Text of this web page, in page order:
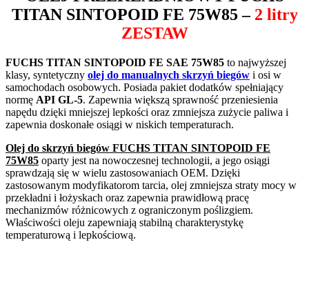
TITAN SINTOPOID FE 75W85– 2 litry
ZESTAW
FUCHS TITAN SINTOPOID FE SAE 75W85 to najwyższej
klasy, syntetyczny olej do manualnych skrzyń biegów i osi w
samochodach osobowych. Posiada pakiet dodatków spełniający
normę API GL-5. Zapewnia większą sprawność przeniesienia
napędu dzięki mniejszej lepkości oraz zmniejsza zużycie paliwa i
zapewnia doskonałe osiągi w niskich temperaturach.
Olej do skrzyń biegów FUCHS TITAN SINTOPOID FE
75W85 oparty jest na nowoczesnej technologii, a jego osiągi
sprawdzają się w wielu zastosowaniach OEM. Dzięki
zastosowanym modyfikatorom tarcia, olej zmniejsza straty mocy w
przekładni i łożyskach oraz zapewnia prawidłową pracę
mechanizmów różnicowych z ograniczonym poślizgiem.
Właściwości oleju zapewniają stabilną charakterystykę
temperaturową i lepkościową.